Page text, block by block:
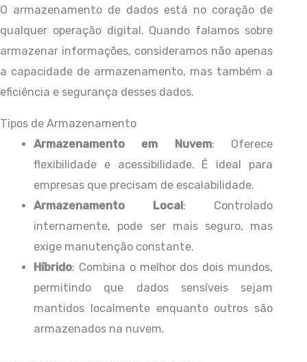
O armazenamento de dados está no coração de
qualquer operação digital. Quando falamos sobre
armazenar informações, consideramos não apenas
a capacidade de armazenamento, mas também a
eficiência e segurança desses dados.
Tipos de Armazenamento
Armazenamento em Nuvem: Oferece
flexibilidade e acessibilidade. É ideal para
empresas que precisam de escalabilidade.
Armazenamento Local : Controlado
internamente, pode ser mais seguro, mas
exige manutenção constante.
Híbrido: Combina o melhor dos dois mundos,
permitindo que dados sensíveis sejam
mantidos localmente enquanto outros são
armazenados na nuvem.